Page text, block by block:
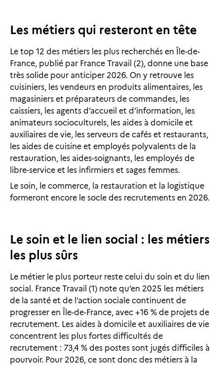
Les métiers qui resteront en tête
Le top 12 des métiers les plus recherchés en Île-de-
France, publié par France Travail (2), donne une base
très solide pour anticiper 2026. On y retrouve les
cuisiniers, les vendeurs en produits alimentaires, les
magasiniers et préparateurs de commandes, les
caissiers, les agents d’accueil et d’information, les
animateurs socioculturels, les aides à domicile et
auxiliaires de vie, les serveurs de cafés et restaurants,
les aides de cuisine et employés polyvalents de la
restauration, les aides-soignants, les employés de
libre-service et les infirmiers et sages femmes.
Le soin, le commerce, la restauration et la logistique
formeront encore le socle des recrutements en 2026.
Le soin et le lien social : les métiers
les plus sûrs
Le métier le plus porteur reste celui du soin et du lien
social. France Travail (1) note qu’en 2025 les métiers
de la santé et de l’action sociale continuent de
progresser en Île-de-France, avec +16 % de projets de
recrutement. Les aides à domicile et auxiliaires de vie
concentrent les plus fortes difficultés de
recrutement : 73,4 % des postes sont jugés difficiles à
pourvoir. Pour 2026, ce sont donc des métiers à la